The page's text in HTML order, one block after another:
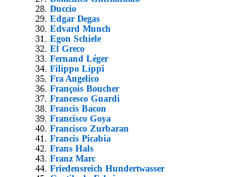
Duccio
Edgar Degas
Edvard Munch
Egon Schiele
El Greco
Fernand Léger
Filippo Lippi
Fra Angelico
François Boucher
Francesco Guardi
Francis Bacon
Francisco Goya
Francisco Zurbaran
Francis Picabia
Frans Hals
Franz Marc
Friedensreich Hundertwasser